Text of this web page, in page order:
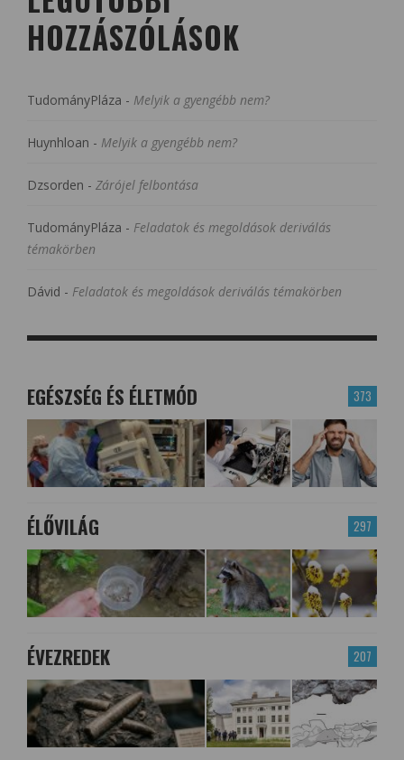
HOZZÁSZÓLÁSOK
TudományPláza - Melyik a gyengébb nem?
Huynhloan - Melyik a gyengébb nem?
Dzsorden - Zárójel felbontása
TudományPláza - Feladatok és megoldások deriválás
témakörben
Dávid - Feladatok és megoldások deriválás témakörben
373
EGÉSZSÉG ÉS ÉLETMÓD
297
ÉLŐVILÁG
207
ÉVEZREDEK